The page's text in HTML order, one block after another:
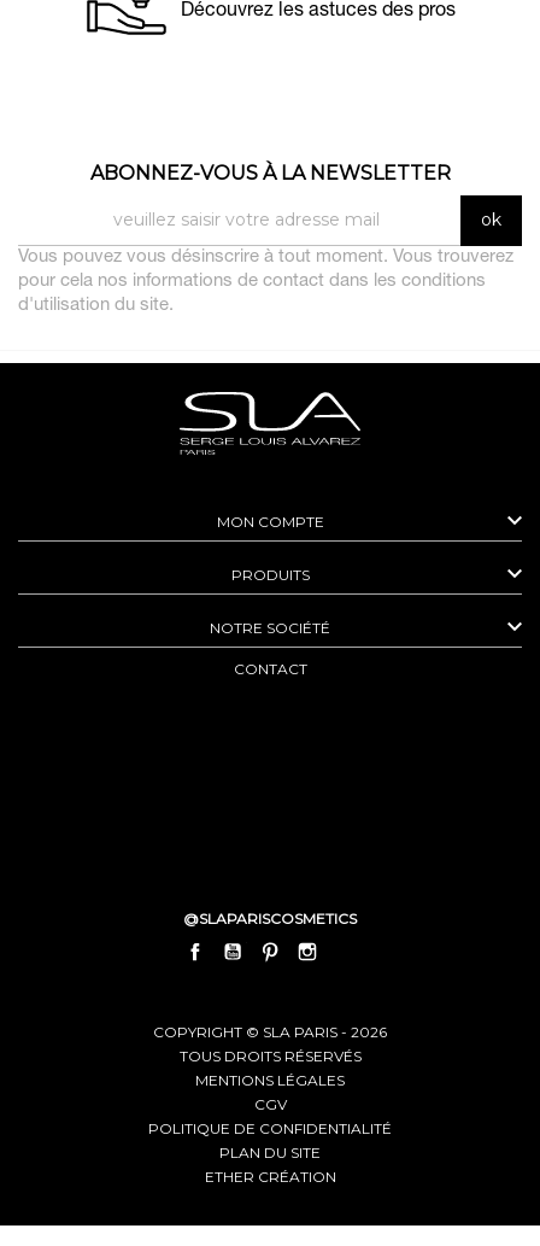
Découvrez les astuces des pros
ABONNEZ-VOUS À LA NEWSLETTER
Vous pouvez vous désinscrire à tout moment. Vous trouverez
pour cela nos informations de contact dans les conditions
d'utilisation du site.
MON COMPTE 
PRODUITS 
NOTRE SOCIÉTÉ 
CONTACT
@SLAPARISCOSMETICS
FACEBOOKYOUTUBEPINTEREST
COPYRIGHT © SLA PARIS - 2026
TOUS DROITS RÉSERVÉS
MENTIONS LÉGALES
CGV
POLITIQUE DE CONFIDENTIALITÉ
PLAN DU SITE
ETHER CRÉATION